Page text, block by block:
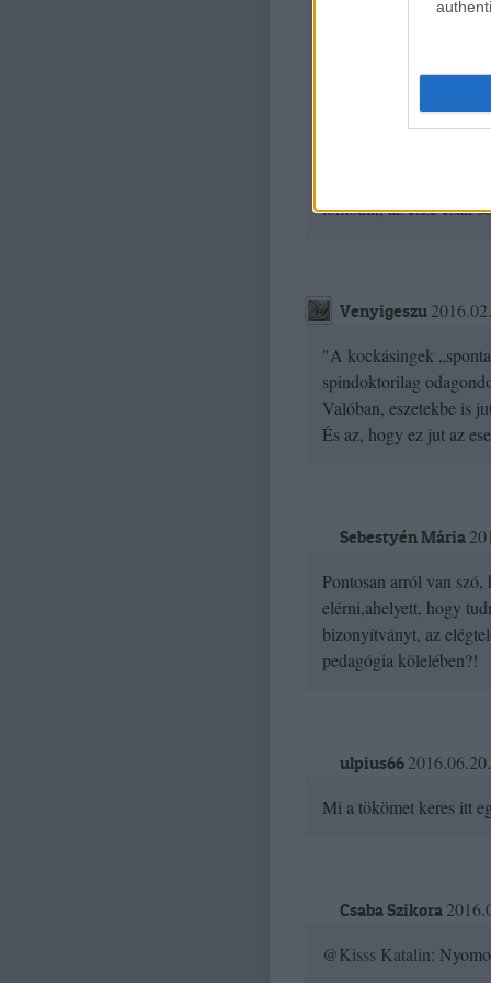
5.Profi ellenérdekek
Az egész az értelmes,
autokráciában.
tömődik, az esze csak
Venyigeszu
"A kockásingek
spindoktorilag
Valóban, eszetekbe is
És az, hogy ez jut az
Sebestyén Mária
Pontosan arról van
elérni,ahelyett, hogy
bizonyítványt, az
pedagógia kölelében?!
ulpius66
Mi a tökömet keres itt
Csaba Szikora
@Kisss Katalin: